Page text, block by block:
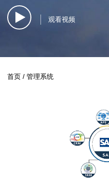
观看视频
首页 / 管理系统